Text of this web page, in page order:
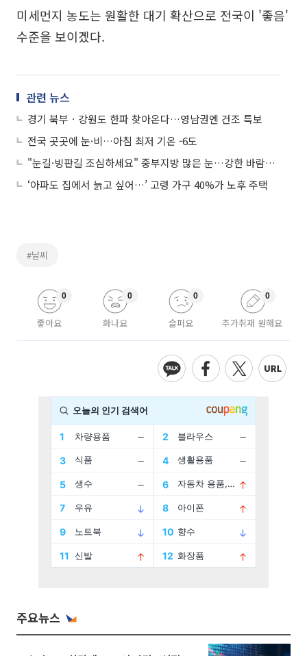
미세먼지 농도는 원활한 대기 확산으로 전국이 '좋음'
수준을 보이겠다.
관련 뉴스
경기 북부ㆍ강원도 한파 찾아온다…영남권엔 건조 특보
전국 곳곳에 눈·비…아침 최저 기온 -6도
"눈길·빙판길 조심하세요" 중부지방 많은 눈…강한 바람도 주의
‘아파도 집에서 늙고 싶어…’ 고령 가구 40%가 노후 주택
#날씨
좋아요
0
화나요
0
슬퍼요
0
추가취재 원해요
0
주요뉴스